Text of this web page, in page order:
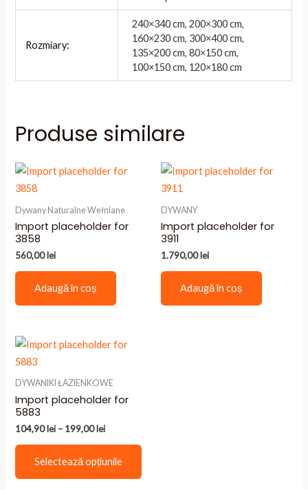
Rozmiary:
240×340 cm, 200×300 cm,
160×230 cm, 300×400 cm,
135×200 cm, 80×150 cm,
100×150 cm, 120×180 cm
Produse similare
Dywany Naturalne Wełniane
Import placeholder for
3858
560,00lei
Adaugă în coș
DYWANY
Import placeholder for
3911
1.790,00lei
Adaugă în coș
DYWANIKI ŁAZIENKOWE
Import placeholder for
5883
104,90lei – 199,00leiInterval
104,90 lei
Selectează opțiunile
Acest